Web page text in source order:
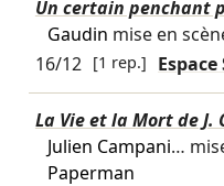
Un certain penchant
Gaudin mise en
16/12 [1 rep.]
La Vie et la Mort de
Julien Campani…
Paperman